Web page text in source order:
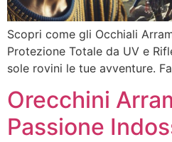
Scopri come gli Occhiali
Protezione Totale da UV e
sole rovini le tue avventure.
Orecchini
Passione